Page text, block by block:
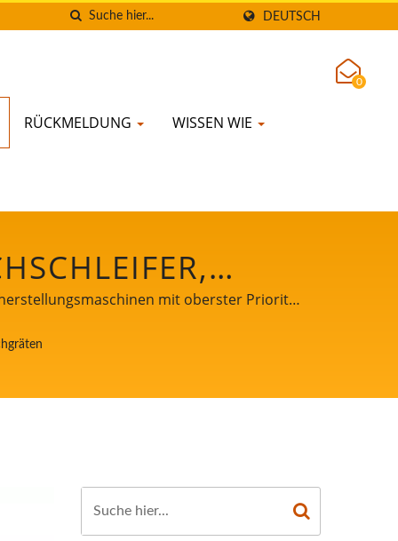
DEUTSCH
RÜCKMELDUNG WISSEN WIE
0
/
UND
mit oberster Priorität